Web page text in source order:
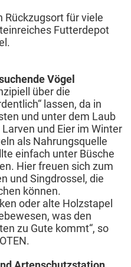
Rückzugsort für viele
Futterdepot
Vögel
über die
lassen, da in
und unter dem Laub
und Eier im Winter
als Nahrungsquelle
einfach unter Büsche
Hier freuen sich zum
und Singdrossel, die
können.
oder alte Holzstapel
was den
zu Gute kommt“, so